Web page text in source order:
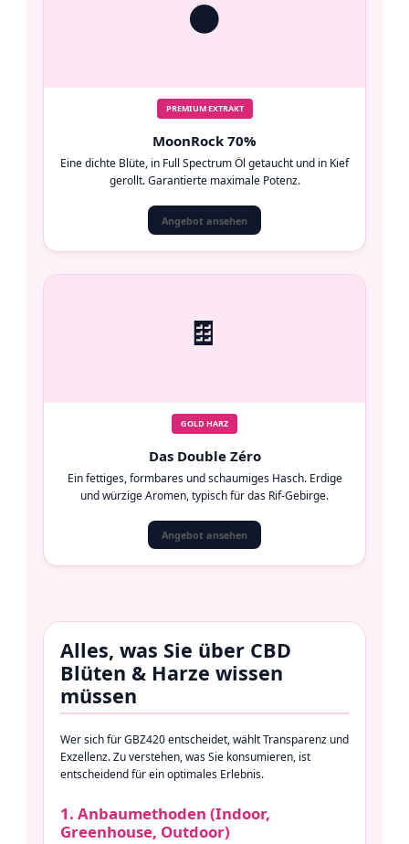
🌑
PREMIUM EXTRAKT
MoonRock 70%
Eine dichte Blüte, in Full Spectrum Öl getaucht und in Kief
gerollt. Garantierte maximale Potenz.
Angebot ansehen
🍫
GOLD HARZ
Das Double Zéro
Ein fettiges, formbares und schaumiges Hasch. Erdige
und würzige Aromen, typisch für das Rif-Gebirge.
Angebot ansehen
Alles, was Sie über CBD
Blüten & Harze wissen
müssen
Wer sich für GBZ420 entscheidet, wählt Transparenz und
Exzellenz. Zu verstehen, was Sie konsumieren, ist
entscheidend für ein optimales Erlebnis.
1. Anbaumethoden (Indoor,
Greenhouse, Outdoor)